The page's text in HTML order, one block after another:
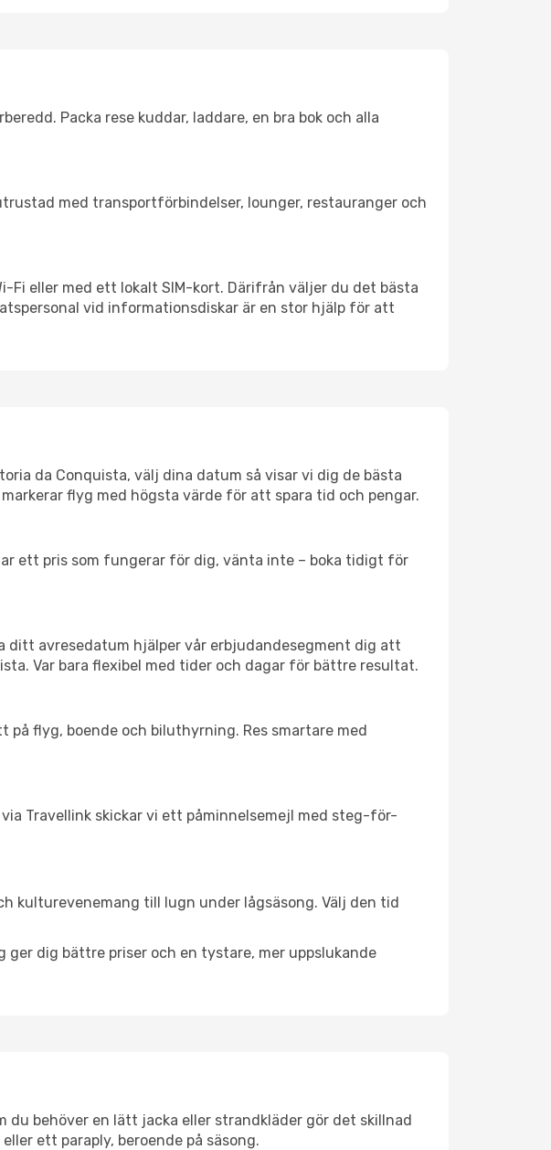
Packa rese kuddar, laddare, en bra bok och alla
med transportförbindelser, lounger, restauranger och
eller med ett lokalt SIM-kort. Därifrån väljer du det bästa
vid informationsdiskar är en stor hjälp för att
da Conquista, välj dina datum så visar vi dig de bästa
flyg med högsta värde för att spara tid och pengar.
ett pris som fungerar för dig, vänta inte – boka tidigt för
ditt avresedatum hjälper vår erbjudandesegment dig att
Var bara flexibel med tider och dagar för bättre resultat.
flyg, boende och biluthyrning. Res smartare med
Travellink skickar vi ett påminnelsemejl med steg-för-
kulturevenemang till lugn under lågsäsong. Välj den tid
dig bättre priser och en tystare, mer uppslukande
du behöver en lätt jacka eller strandkläder gör det skillnad
ett paraply, beroende på säsong.